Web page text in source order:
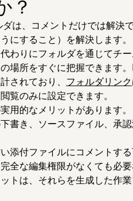
？
は、コメントだけでは解決
にすること）を解決します。
わりにフォルダを通じてチ
場所をすぐに把握できます
されており、 フォルダリンク
覧のみに設定できます。
用的なメリットがあります。
書き、ソースファイル、承
添付ファイルにコメントす
全な編集権限がなくても必
トは、それらを生成した作